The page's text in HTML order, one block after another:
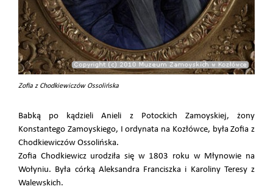
Zofia z Chodkiewiczów Ossolińska
Babką po kądzieli Anieli z Potockich Zamoyskiej, żony
Konstantego Zamoyskiego, I ordynata na Kozłówce, była Zofia z
Chodkiewiczów Ossolińska.
Zofia Chodkiewicz urodziła się w 1803 roku w Młynowie na
Wołyniu. Była córką Aleksandra Franciszka i Karoliny Teresy z
Walewskich.